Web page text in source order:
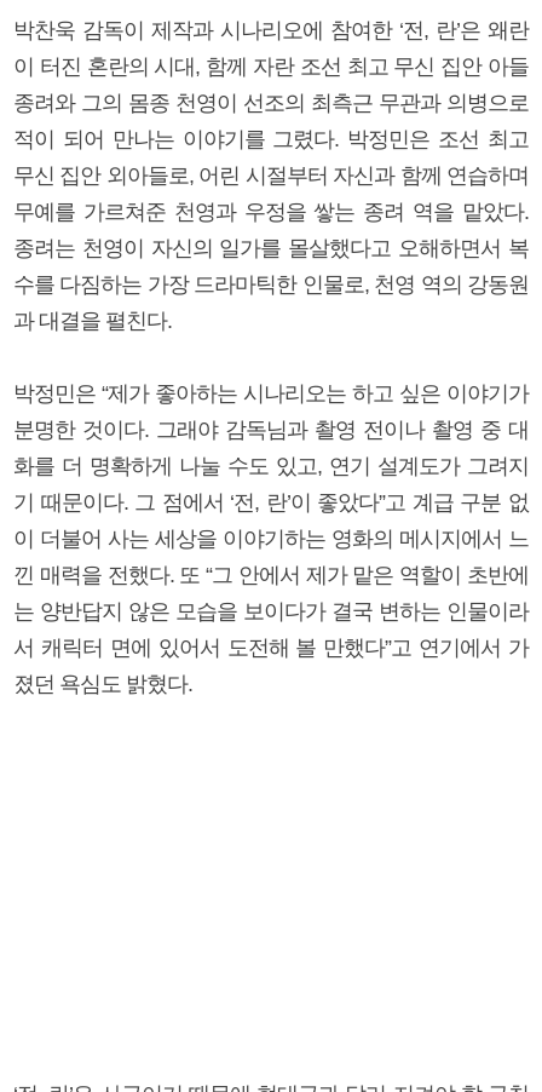
박찬욱 감독이 제작과 시나리오에 참여한 ‘전, 란’은 왜란
이 터진 혼란의 시대, 함께 자란 조선 최고 무신 집안 아들
종려와 그의 몸종 천영이 선조의 최측근 무관과 의병으로
적이 되어 만나는 이야기를 그렸다. 박정민은 조선 최고
무신 집안 외아들로, 어린 시절부터 자신과 함께 연습하며
무예를 가르쳐준 천영과 우정을 쌓는 종려 역을 맡았다.
종려는 천영이 자신의 일가를 몰살했다고 오해하면서 복
수를 다짐하는 가장 드라마틱한 인물로, 천영 역의 강동원
과 대결을 펼친다.
박정민은 “제가 좋아하는 시나리오는 하고 싶은 이야기가
분명한 것이다. 그래야 감독님과 촬영 전이나 촬영 중 대
화를 더 명확하게 나눌 수도 있고, 연기 설계도가 그려지
기 때문이다. 그 점에서 ‘전, 란’이 좋았다”고 계급 구분 없
이 더불어 사는 세상을 이야기하는 영화의 메시지에서 느
낀 매력을 전했다. 또 “그 안에서 제가 맡은 역할이 초반에
는 양반답지 않은 모습을 보이다가 결국 변하는 인물이라
서 캐릭터 면에 있어서 도전해 볼 만했다”고 연기에서 가
졌던 욕심도 밝혔다.